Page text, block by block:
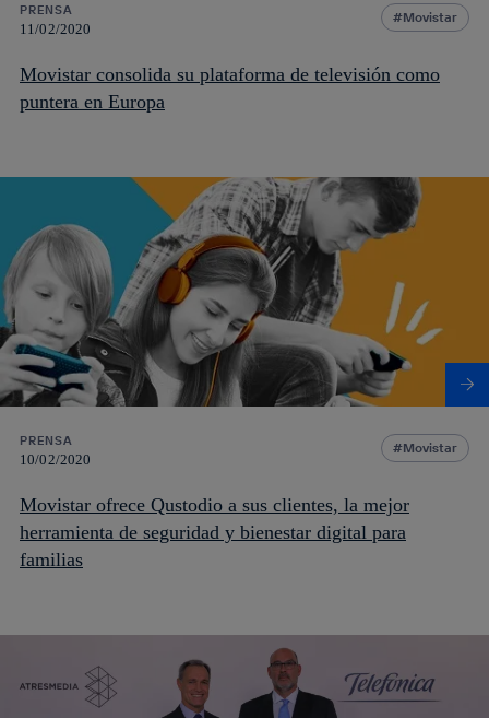
PRENSA
11/02/2020
Movistar
Movistar consolida su plataforma de televisión como
puntera en Europa
PRENSA
10/02/2020
Movistar
Movistar ofrece Qustodio a sus clientes, la mejor
herramienta de seguridad y bienestar digital para
familias